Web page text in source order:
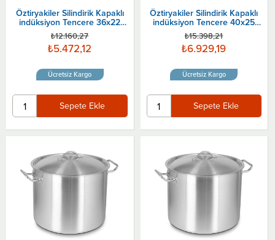
Öztiryakiler Silindirik Kapaklı
indüksiyon Tencere 36x22
Cm
₺5.472,12
₺12.160,27
Sepete Ekle
Ücretsiz Kargo
Öztiryakiler Silindirik Kapaklı
indüksiyon Tencere 40x25
Cm
₺6.929,19
₺15.398,21
Sepete Ekle
Ücretsiz Kargo